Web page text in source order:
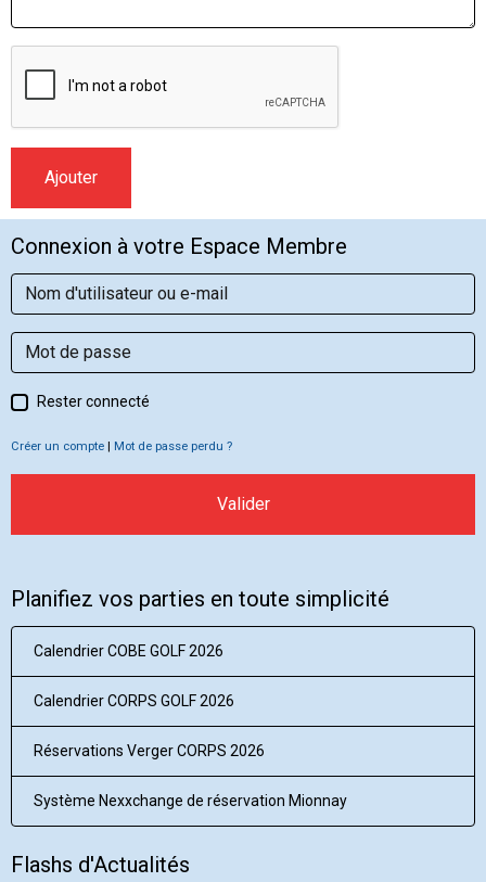
Ajouter
Connexion à votre Espace Membre
Rester connecté
Créer un compte | Mot de passe perdu ?
Valider
Planifiez vos parties en toute simplicité
Calendrier COBE GOLF 2026
Calendrier CORPS GOLF 2026
Réservations Verger CORPS 2026
Système Nexxchange de réservation Mionnay
Flashs d'Actualités